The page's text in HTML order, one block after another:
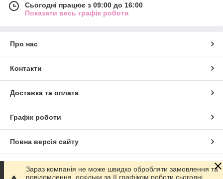
Сьогодні працює з 09:00 до 16:00
Показати весь графік роботи
Про нас
Контакти
Доставка та оплата
Графік роботи
Повна версія сайту
Сайт створено на маркетплейсі Prom.ua
Зараз компанія не може швидко обробляти замовлення та
повідомлення, оскільки за її графіком роботи сьогодні